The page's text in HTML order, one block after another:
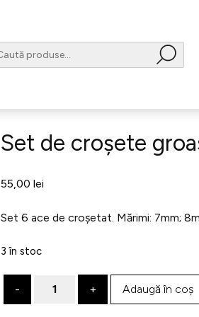
Set de croșete
55,00lei
Set 6 ace de croșetat. Mărimi: 7mm;
3 în stoc
Adaugă în coș